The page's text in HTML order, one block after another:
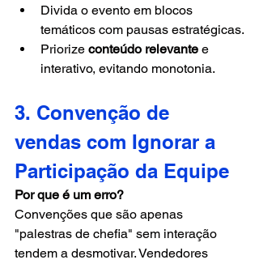
Divida o evento em blocos
temáticos com pausas estratégicas.
Priorize conteúdo relevante e
interativo, evitando monotonia.
3. Convenção de
vendas com Ignorar a
Participação da Equipe
Por que é um erro?
Convenções que são apenas
"palestras de chefia" sem interação
tendem a desmotivar. Vendedores